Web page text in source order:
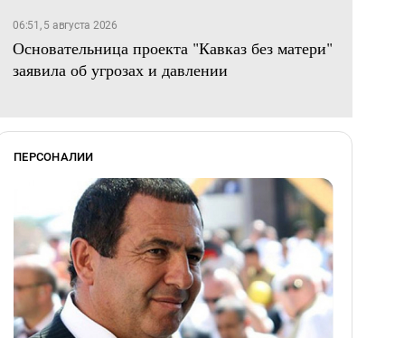
06:51, 5 августа 2026
Основательница проекта "Кавказ без матери"
заявила об угрозах и давлении
ПЕРСОНАЛИИ